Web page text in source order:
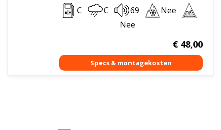
C C 69
Nee
Nee
€48,00